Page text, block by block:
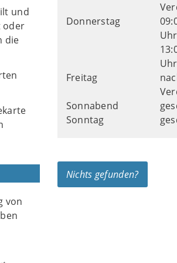
und
oder
die
von
Donnerstag
Uhr
Uhr
Freitag
Sonnabend
Sonntag
Nichts gefunden?